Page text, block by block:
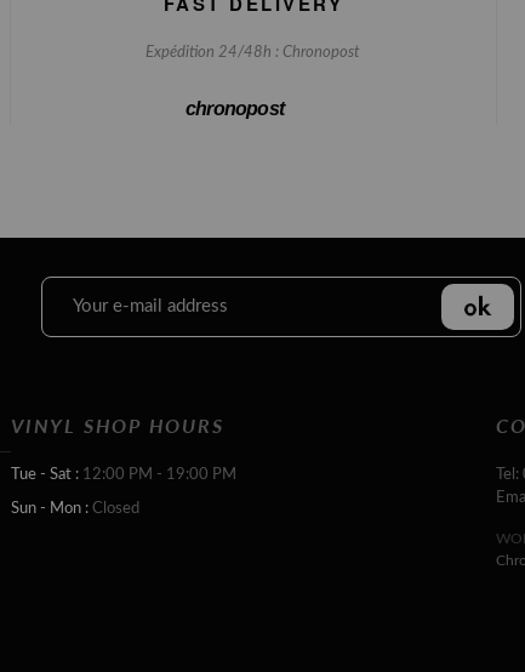
Expédition 24/48h : Chronopost
chronopost
VINYL SHOP HOURS
Tue - Sat : 12:00 PM - 19:00 PM
Sun - Mon : Closed